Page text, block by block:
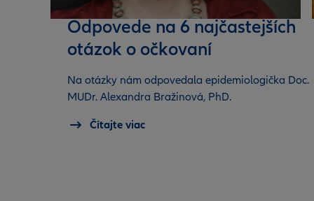
Odpovede na 6 najčastejších
otázok o očkovaní
Na otázky nám odpovedala epidemiologička Doc.
MUDr. Alexandra Bražinová, PhD.
Čítajte viac